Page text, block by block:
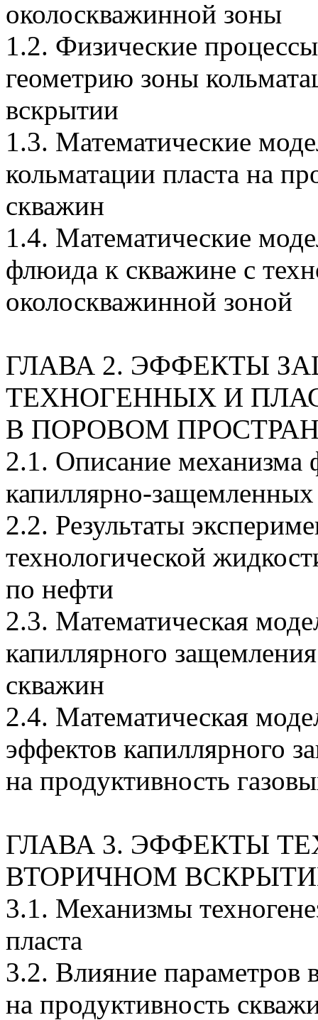
околоскважинной зоны
1.2. Физические
геометрию зоны
вскрытии
1.3. Математические
кольматации пласта на
скважин
1.4. Математические
флюида к скважине с
околоскважинной зоной
ГЛАВА 2. ЭФФЕКТЫ
ТЕХНОГЕННЫХ И
В ПОРОВОМ
2.1. Описание механизма
капиллярно-защемленных
2.2. Результаты
технологической
по нефти
2.3. Математическая
капиллярного
скважин
2.4. Математическая
эффектов капиллярного
на продуктивность
ГЛАВА 3. ЭФФЕКТЫ
ВТОРИЧНОМ
3.1. Механизмы
пласта
3.2. Влияние параметров
на продуктивность